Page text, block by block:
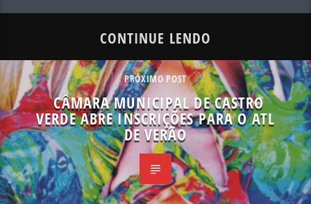
CONTINUE LENDO
PRÓXIMO POST
CÂMARA MUNICIPAL DE CASTRO
VERDE ABRE INSCRIÇÕES PARA O ATL
DE VERÃO